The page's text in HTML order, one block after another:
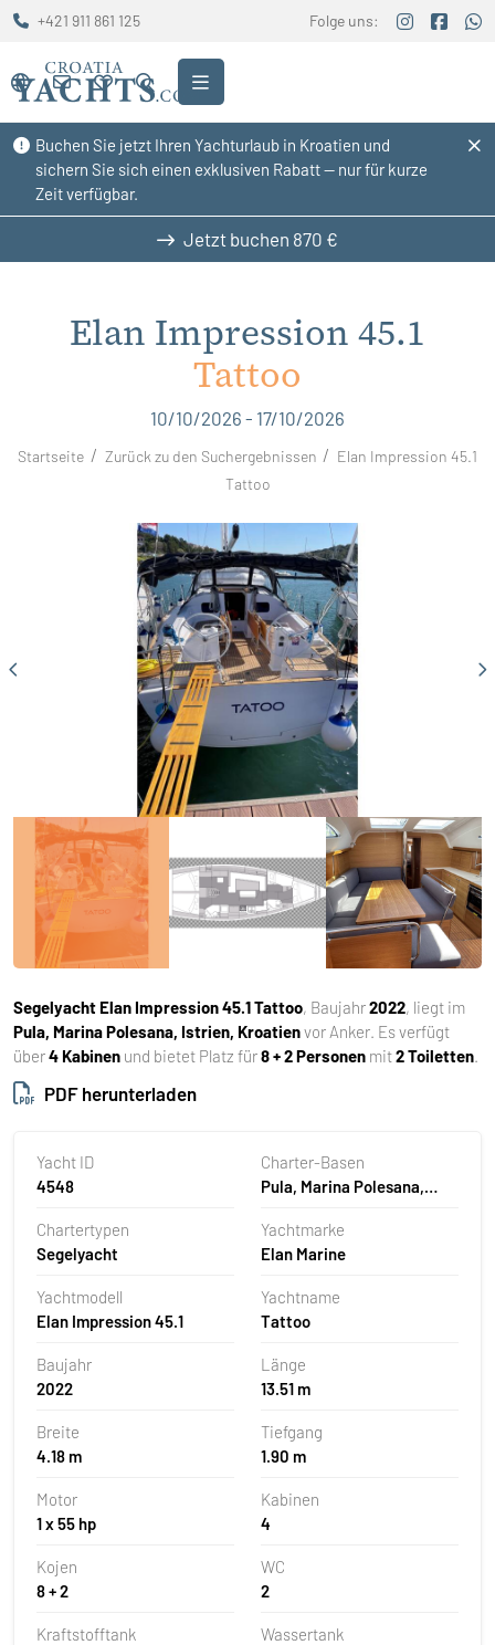
Buchen Sie jetzt Ihren Yachturlaub in Kroatien und
sichern Sie sich einen exklusiven Rabatt — nur für kurze
Zeit verfügbar.
+421 911 861 125 Folge uns:
Jetzt buchen 870 €
Elan Impression 45.1
Tattoo
10/10/2026 - 17/10/2026
Startseite Zurück zu den Suchergebnissen
Elan Impression 45.1
Tattoo
Segelyacht Elan Impression 45.1 Tattoo, Baujahr2022, liegt im
Pula, Marina Polesana, Istrien, Kroatienvor Anker. Es verfügt
über4 Kabinen und bietet Platz für8 + 2 Personen mit2 Toiletten.
PDF herunterladen
Yacht ID
4548
Charter-Basen
Pula, Marina Polesana,
Chartertypen
Segelyacht
Yachtmarke
Elan Marine
Yachtmodell
Elan Impression 45.1
Yachtname
Tattoo
Baujahr
2022
Länge
13.51 m
Breite
4.18 m
Tiefgang
1.90 m
Motor
1 x 55 hp
Kabinen
4
Kojen
8 + 2
WC
2
Kraftstofftank
Wassertank